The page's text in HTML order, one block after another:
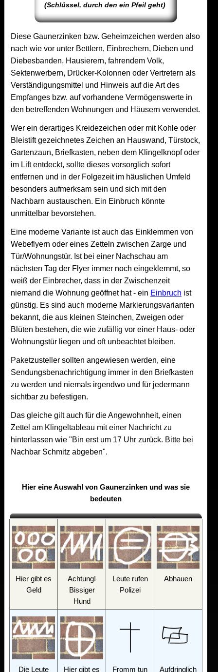
(Schlüssel, durch den ein Pfeil geht)
Diese Gaunerzinken bzw. Geheimzeichen werden also
nach wie vor unter Bettlern, Einbrechern, Dieben und
Diebesbanden, Hausierern, fahrendem Volk,
Sektenwerbern, Drücker-Kolonnen oder Vertretern als
Verständigungsmittel und Hinweis auf die Art des
Empfanges bzw. auf vorhandene Vermögenswerte in
den betreffenden Wohnungen und Häusern verwendet.
Wer ein derartiges Kreidezeichen oder mit Kohle oder
Bleistift gezeichnetes Zeichen an Hauswand, Türstock,
Gartenzaun, Briefkasten, neben dem Klingelknopf oder
im Lift entdeckt, sollte dieses vorsorglich sofort
entfernen und in der Folgezeit im häuslichen Umfeld
besonders aufmerksam sein und sich mit den
Nachbarn austauschen. Ein Einbruch könnte
unmittelbar bevorstehen.
Eine moderne Variante ist auch das Einklemmen von
Webeflyern oder eines Zetteln zwischen Zarge und
Tür/Wohnungstür. Ist bei einer Nachschau am
nächsten Tag der Flyer immer noch eingeklemmt, so
weiß der Einbrecher, dass in der Zwischenzeit
niemand die Wohnung geöffnet hat - ein Einbruch ist
günstig. Es sind auch moderne Markierungsvarianten
bekannt, die aus kleinen Steinchen, Zweigen oder
Blüten bestehen, die wie zufällig vor einer Haus- oder
Wohnungstür liegen und oft unbeachtet bleiben.
Paketzusteller sollten angewiesen werden, eine
Sendungsbenachrichtigung immer in den Briefkasten
zu werden und niemals irgendwo und für jedermann
sichtbar zu befestigen.
Das gleiche gilt auch für die Angewohnheit, einen
Zettel am Klingeltableau mit einer Nachricht zu
hinterlassen wie "Bin erst um 17 Uhr zurück. Bitte bei
Nachbar Schmitz abgeben".
Hier eine Auswahl von Gaunerzinken und was sie
bedeuten
Hier gibt es
Geld
Achtung!
Bissiger
Hund
Leute rufen
Polizei
Abhauen
Die Leute Hier gibt es Fromm tun Aufdringlich